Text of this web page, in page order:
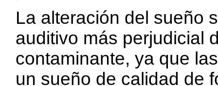
La alteración del sueño
auditivo más perjudicial
contaminante, ya que
un sueño de calidad de